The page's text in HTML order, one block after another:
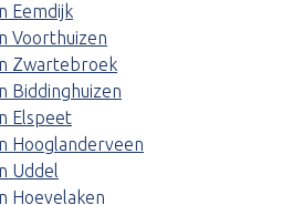
Eemdijk
Voorthuizen
Zwartebroek
Biddinghuizen
Elspeet
Hooglanderveen
Uddel
Hoevelaken